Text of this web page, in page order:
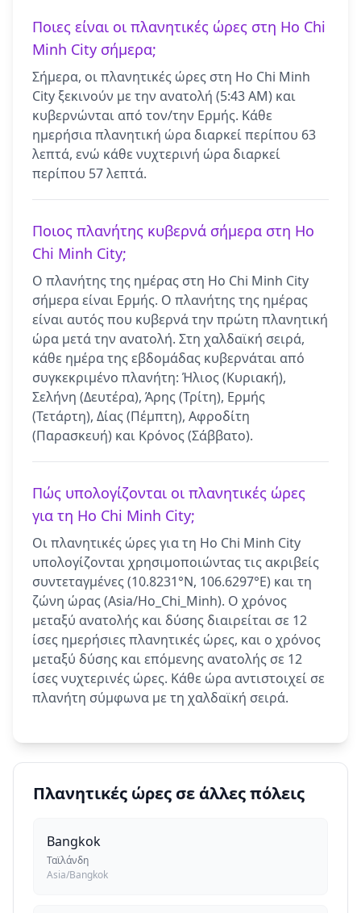
Ποιες είναι οι πλανητικές ώρες στη Ho Chi
Minh City σήμερα;
Σήμερα, οι πλανητικές ώρες στη Ho Chi Minh
City ξεκινούν με την ανατολή (5:43 AM) και
κυβερνώνται από τον/την Ερμής. Κάθε
ημερήσια πλανητική ώρα διαρκεί περίπου 63
λεπτά, ενώ κάθε νυχτερινή ώρα διαρκεί
περίπου 57 λεπτά.
Ποιος πλανήτης κυβερνά σήμερα στη Ho
Chi Minh City;
Ο πλανήτης της ημέρας στη Ho Chi Minh City
σήμερα είναι Ερμής. Ο πλανήτης της ημέρας
είναι αυτός που κυβερνά την πρώτη πλανητική
ώρα μετά την ανατολή. Στη χαλδαϊκή σειρά,
κάθε ημέρα της εβδομάδας κυβερνάται από
συγκεκριμένο πλανήτη: Ήλιος (Κυριακή),
Σελήνη (Δευτέρα), Άρης (Τρίτη), Ερμής
(Τετάρτη), Δίας (Πέμπτη), Αφροδίτη
(Παρασκευή) και Κρόνος (Σάββατο).
Πώς υπολογίζονται οι πλανητικές ώρες
για τη Ho Chi Minh City;
Οι πλανητικές ώρες για τη Ho Chi Minh City
υπολογίζονται χρησιμοποιώντας τις ακριβείς
συντεταγμένες (10.8231°N, 106.6297°E) και τη
ζώνη ώρας (Asia/Ho_Chi_Minh). Ο χρόνος
μεταξύ ανατολής και δύσης διαιρείται σε 12
ίσες ημερήσιες πλανητικές ώρες, και ο χρόνος
μεταξύ δύσης και επόμενης ανατολής σε 12
ίσες νυχτερινές ώρες. Κάθε ώρα αντιστοιχεί σε
πλανήτη σύμφωνα με τη χαλδαϊκή σειρά.
Πλανητικές ώρες σε άλλες πόλεις
Bangkok
Ταϊλάνδη
Asia/Bangkok